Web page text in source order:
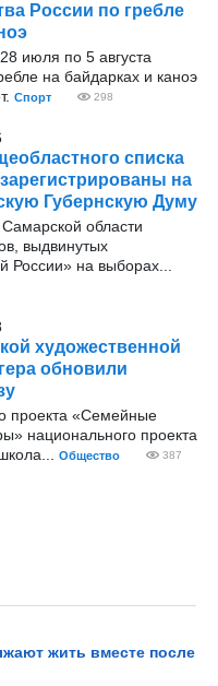
России по гребле
июля по 5 августа
на байдарках и каноэ
Спорт 298
списка
на
Губернскую Думу
области
выдвинутых
на выборах...
художественной
обновили
проекта «Семейные
национального проекта
Общество 387
жить вместе после